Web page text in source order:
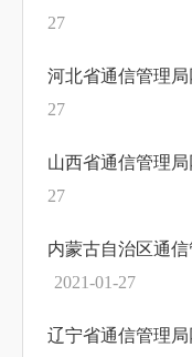
27
河北省通信管理
27
山西省通信管理
27
内蒙古自治区通
2021-01-27
辽宁省通信管理